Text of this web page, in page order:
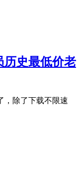
历史最低价老
，除了下载不限速